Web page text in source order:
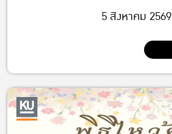
5 สิงหาคม 2569